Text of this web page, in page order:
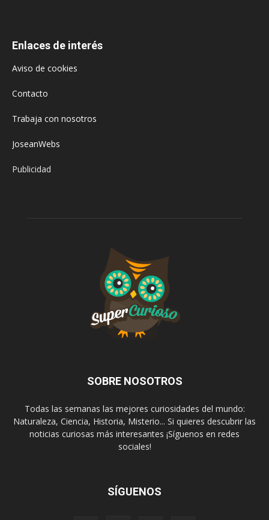
Enlaces de interés
Aviso de cookies
Contacto
Trabaja con nosotros
JoseanWebs
Publicidad
SOBRE NOSOTROS
Todas las semanas las mejores curiosidades del mundo:
Naturaleza, Ciencia, Historia, Misterio... Si quieres descubrir las
noticias curiosas más interesantes ¡Síguenos en redes
sociales!
SÍGUENOS